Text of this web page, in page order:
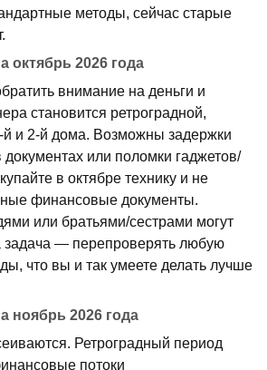
методы, сейчас старые
октябрь 2026 года
внимание на деньги и
становится ретроградной,
й и 2-й дома. Возможны задержки
документах или поломки гаджетов/
в октябре технику и не
финансовые документы.
или братьями/сестрами могут
задача — перепроверять любую
что вы и так умеете делать лучше
ноябрь 2026 года
Ретроградный период
потоки